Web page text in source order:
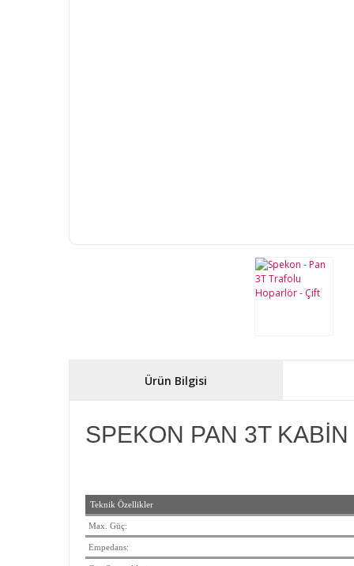
Ürün Bilgisi
SPEKON PAN 3T
Teknik Özellikler
Max. Güç:
Empedans: